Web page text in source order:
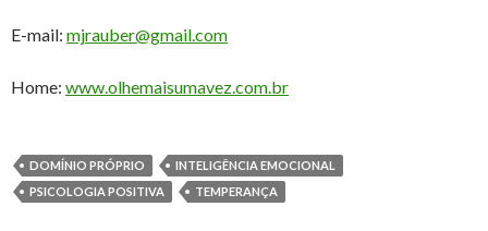
E-mail: mjrauber@gmail.com
Home: www.olhemaisumavez.com.br
DOMÍNIO PRÓPRIO
INTELIGÊNCIA EMOCIONAL
PSICOLOGIA POSITIVA
TEMPERANÇA